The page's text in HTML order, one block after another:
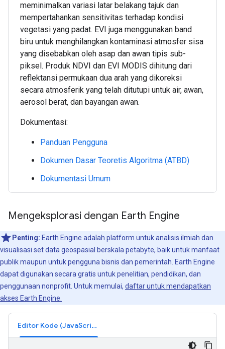
meminimalkan variasi latar belakang tajuk dan
mempertahankan sensitivitas terhadap kondisi
vegetasi yang padat. EVI juga menggunakan band
biru untuk menghilangkan kontaminasi atmosfer sisa
yang disebabkan oleh asap dan awan tipis sub-
piksel. Produk NDVI dan EVI MODIS dihitung dari
reflektansi permukaan dua arah yang dikoreksi
secara atmosferik yang telah ditutupi untuk air, awan,
aerosol berat, dan bayangan awan.
Dokumentasi:
Panduan Pengguna
Dokumen Dasar Teoretis Algoritma (ATBD)
Dokumentasi Umum
Mengeksplorasi dengan Earth Engine
Penting: Earth Engine adalah platform untuk analisis ilmiah dan
visualisasi set data geospasial berskala petabyte, baik untuk manfaat
publik maupun untuk pengguna bisnis dan pemerintah. Earth Engine
dapat digunakan secara gratis untuk penelitian, pendidikan, dan
penggunaan nonprofit. Untuk memulai, daftar untuk mendapatkan
akses Earth Engine.
Editor Kode (JavaScript)